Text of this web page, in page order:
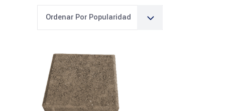
Ordenar Por Popularidad